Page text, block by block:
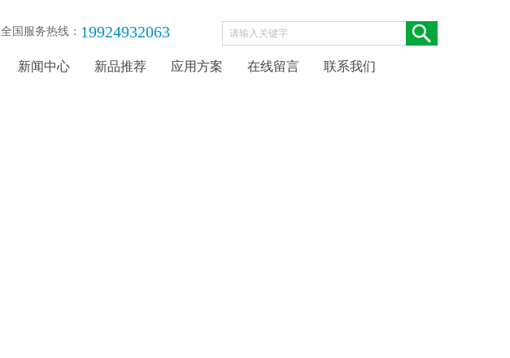
全国服务热线： 19924932063
新闻中心 新品推荐 应用方案 在线留言 联系我们